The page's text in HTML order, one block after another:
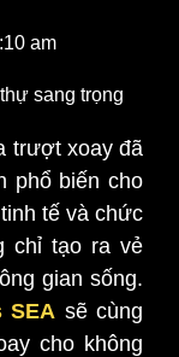
am
trượt xoay đã
phổ biến cho
tế và chức
chỉ tạo ra vẻ
gian sống.
SEA sẽ cùng
cho không